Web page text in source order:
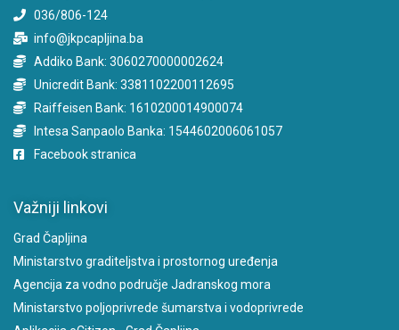
036/806-124
info@jkpcapljina.ba
Addiko Bank: 3060270000002624
Unicredit Bank: 3381102200112695
Raiffeisen Bank: 1610200014900074
Intesa Sanpaolo Banka: 1544602006061057
Facebook stranica
Važniji linkovi
Grad Čapljina
Ministarstvo graditeljstva i prostornog uređenja
Agencija za vodno područje Jadranskog mora
Ministarstvo poljoprivrede šumarstva i vodoprivrede